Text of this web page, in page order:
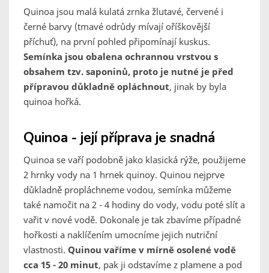
Quinoa jsou malá kulatá zrnka žlutavé, červené i
černé barvy (tmavé odrůdy mívají oříškovější
příchuť), na první pohled připomínají kuskus.
Semínka jsou obalena ochrannou vrstvou s
obsahem tzv. saponinů, proto je nutné je před
přípravou důkladně opláchnout, jinak by byla
quinoa hořká.
Quinoa - její příprava je snadná
Quinoa se vaří podobně jako klasická rýže, použijeme
2 hrnky vody na 1 hrnek quinoy. Quinou nejprve
důkladně propláchneme vodou, semínka můžeme
také namočit na 2 - 4 hodiny do vody, vodu poté slít a
vařit v nové vodě. Dokonale je tak zbavíme případné
hořkosti a naklíčením umocníme jejich nutriční
vlastnosti. Quinou vaříme v mírně osolené vodě
cca 15 - 20 minut, pak ji odstavíme z plamene a pod